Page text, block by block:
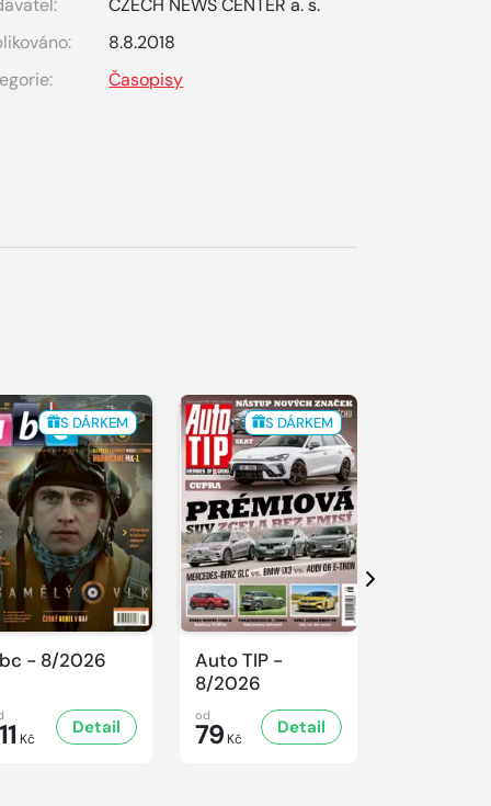
8.8.2018
Časopisy
S DÁRKEM
- 8/2026
Kč
Detail
S DÁRKEM
Auto TIP -
8/2026
od
79 Kč
Detail
Další